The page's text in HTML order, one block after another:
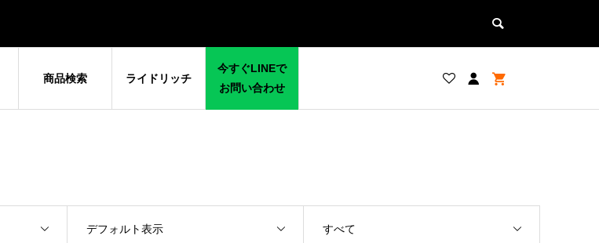
商品検索 ライドリッチ
今すぐLINEで
お問い合わせ
デフォルト表示 すべて